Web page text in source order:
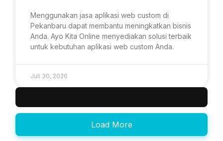
Menggunakan jasa aplikasi web custom di
Pekanbaru dapat membantu meningkatkan bisnis
Anda. Ayo Kita Online menyediakan solusi terbaik
untuk kebutuhan aplikasi web custom Anda.
Juli 30, 2026
Load More